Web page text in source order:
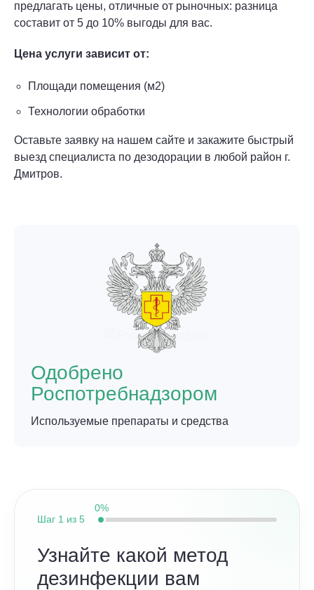
предлагать цены, отличные от рыночных: разница
составит от 5 до 10% выгоды для вас.
Цена услуги зависит от:
Площади помещения (м2)
Технологии обработки
Оставьте заявку на нашем сайте и закажите быстрый
выезд специалиста по дезодорации в любой район г.
Дмитров.
Одобрено
Роспотребнадзором
Используемые препараты и средства
Шаг 1 из 5
0%
Узнайте какой метод
дезинфекции вам